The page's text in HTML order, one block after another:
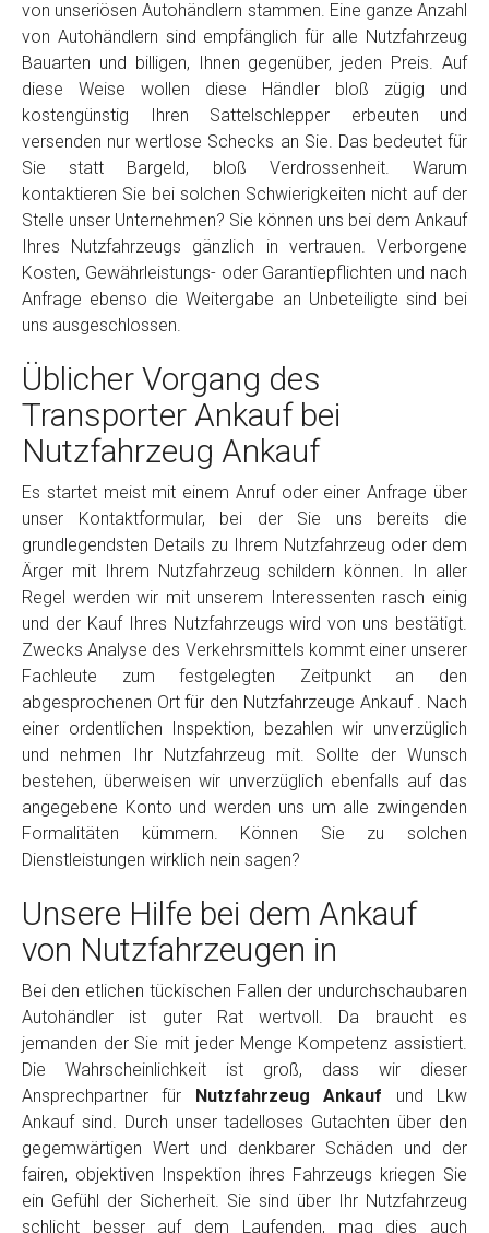
von unseriösen Autohändlern stammen. Eine ganze Anzahl
von Autohändlern sind empfänglich für alle Nutzfahrzeug
Bauarten und billigen, Ihnen gegenüber, jeden Preis. Auf
diese Weise wollen diese Händler bloß zügig und
kostengünstig Ihren Sattelschlepper erbeuten und
versenden nur wertlose Schecks an Sie. Das bedeutet für
Sie statt Bargeld, bloß Verdrossenheit. Warum
kontaktieren Sie bei solchen Schwierigkeiten nicht auf der
Stelle unser Unternehmen? Sie können uns bei dem Ankauf
Ihres Nutzfahrzeugs gänzlich in vertrauen. Verborgene
Kosten, Gewährleistungs- oder Garantiepflichten und nach
Anfrage ebenso die Weitergabe an Unbeteiligte sind bei
uns ausgeschlossen.
Üblicher Vorgang des
Transporter Ankauf bei
Nutzfahrzeug Ankauf
Es startet meist mit einem Anruf oder einer Anfrage über
unser Kontaktformular, bei der Sie uns bereits die
grundlegendsten Details zu Ihrem Nutzfahrzeug oder dem
Ärger mit Ihrem Nutzfahrzeug schildern können. In aller
Regel werden wir mit unserem Interessenten rasch einig
und der Kauf Ihres Nutzfahrzeugs wird von uns bestätigt.
Zwecks Analyse des Verkehrsmittels kommt einer unserer
Fachleute zum festgelegten Zeitpunkt an den
abgesprochenen Ort für den Nutzfahrzeuge Ankauf . Nach
einer ordentlichen Inspektion, bezahlen wir unverzüglich
und nehmen Ihr Nutzfahrzeug mit. Sollte der Wunsch
bestehen, überweisen wir unverzüglich ebenfalls auf das
angegebene Konto und werden uns um alle zwingenden
Formalitäten kümmern. Können Sie zu solchen
Dienstleistungen wirklich nein sagen?
Unsere Hilfe bei dem Ankauf
von Nutzfahrzeugen in
Bei den etlichen tückischen Fallen der undurchschaubaren
Autohändler ist guter Rat wertvoll. Da braucht es
jemanden der Sie mit jeder Menge Kompetenz assistiert.
Die Wahrscheinlichkeit ist groß, dass wir dieser
Ansprechpartner für Nutzfahrzeug Ankauf und Lkw
Ankauf sind. Durch unser tadelloses Gutachten über den
gegemwärtigen Wert und denkbarer Schäden und der
fairen, objektiven Inspektion ihres Fahrzeugs kriegen Sie
ein Gefühl der Sicherheit. Sie sind über Ihr Nutzfahrzeug
schlicht besser auf dem Laufenden, mag dies auch